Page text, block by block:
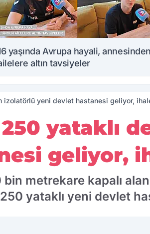
yaşında Avrupa hayali, annesinden
altın tavsiyeler
izolatörlü yeni devlet hastanesi geliyor,
yataklı
geliyor,
bin metrekare kapalı
yataklı yeni devlet